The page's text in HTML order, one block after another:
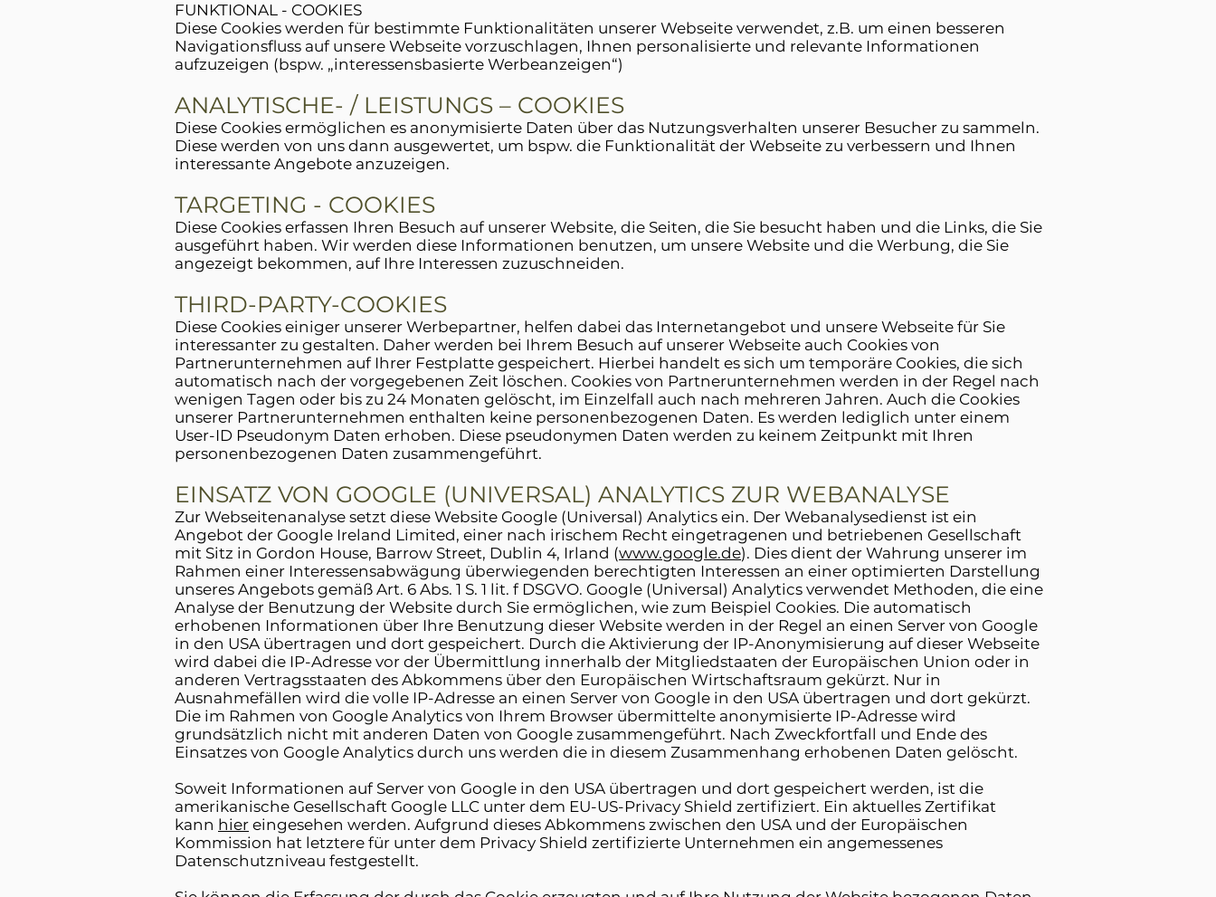
FUNKTIONAL - COOKIES
Diese Cookies werden für bestimmte Funktionalitäten unserer Webseite verwendet, z.B. um einen besseren
Navigationsfluss auf unsere Webseite vorzuschlagen, Ihnen personalisierte und relevante Informationen
aufzuzeigen (bspw. „interessensbasierte Werbeanzeigen“)
ANALYTISCHE- / LEISTUNGS – COOKIES
Diese Cookies ermöglichen es anonymisierte Daten über das Nutzungsverhalten unserer Besucher zu sammeln.
Diese werden von uns dann ausgewertet, um bspw. die Funktionalität der Webseite zu verbessern und Ihnen
interessante Angebote anzuzeigen.
TARGETING - COOKIES
Diese Cookies erfassen Ihren Besuch auf unserer Website, die Seiten, die Sie besucht haben und die Links, die Sie
ausgeführt haben. Wir werden diese Informationen benutzen, um unsere Website und die Werbung, die Sie
angezeigt bekommen, auf Ihre Interessen zuzuschneiden.
THIRD-PARTY-COOKIES
Diese Cookies einiger unserer Werbepartner, helfen dabei das Internetangebot und unsere Webseite für Sie
interessanter zu gestalten. Daher werden bei Ihrem Besuch auf unserer Webseite auch Cookies von
Partnerunternehmen auf Ihrer Festplatte gespeichert. Hierbei handelt es sich um temporäre Cookies, die sich
automatisch nach der vorgegebenen Zeit löschen. Cookies von Partnerunternehmen werden in der Regel nach
wenigen Tagen oder bis zu 24 Monaten gelöscht, im Einzelfall auch nach mehreren Jahren. Auch die Cookies
unserer Partnerunternehmen enthalten keine personenbezogenen Daten. Es werden lediglich unter einem
User-ID Pseudonym Daten erhoben. Diese pseudonymen Daten werden zu keinem Zeitpunkt mit Ihren
personenbezogenen Daten zusammengeführt.
EINSATZ VON GOOGLE (UNIVERSAL) ANALYTICS ZUR WEBANALYSE
Zur Webseitenanalyse setzt diese Website Google (Universal) Analytics ein. Der Webanalysedienst ist ein
Angebot der Google Ireland Limited, einer nach irischem Recht eingetragenen und betriebenen Gesellschaft
mit Sitz in Gordon House, Barrow Street, Dublin 4, Irland (www.google.de). Dies dient der Wahrung unserer im
Rahmen einer Interessensabwägung überwiegenden berechtigten Interessen an einer optimierten Darstellung
unseres Angebots gemäß Art. 6 Abs. 1 S. 1 lit. f DSGVO. Google (Universal) Analytics verwendet Methoden, die eine
Analyse der Benutzung der Website durch Sie ermöglichen, wie zum Beispiel Cookies. Die automatisch
erhobenen Informationen über Ihre Benutzung dieser Website werden in der Regel an einen Server von Google
in den USA übertragen und dort gespeichert. Durch die Aktivierung der IP-Anonymisierung auf dieser Webseite
wird dabei die IP-Adresse vor der Übermittlung innerhalb der Mitgliedstaaten der Europäischen Union oder in
anderen Vertragsstaaten des Abkommens über den Europäischen Wirtschaftsraum gekürzt. Nur in
Ausnahmefällen wird die volle IP-Adresse an einen Server von Google in den USA übertragen und dort gekürzt.
Die im Rahmen von Google Analytics von Ihrem Browser übermittelte anonymisierte IP-Adresse wird
grundsätzlich nicht mit anderen Daten von Google zusammengeführt. Nach Zweckfortfall und Ende des
Einsatzes von Google Analytics durch uns werden die in diesem Zusammenhang erhobenen Daten gelöscht.
Soweit Informationen auf Server von Google in den USA übertragen und dort gespeichert werden, ist die
amerikanische Gesellschaft Google LLC unter dem EU-US-Privacy Shield zertifiziert. Ein aktuelles Zertifikat
kann hier eingesehen werden. Aufgrund dieses Abkommens zwischen den USA und der Europäischen
Kommission hat letztere für unter dem Privacy Shield zertifizierte Unternehmen ein angemessenes
Datenschutzniveau festgestellt.